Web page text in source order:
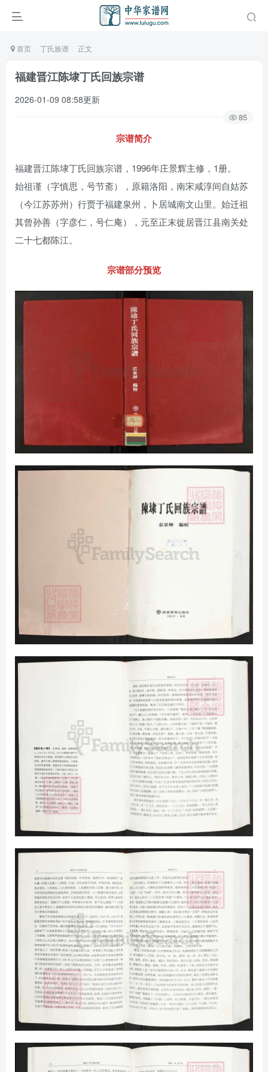
首页 丁氏族谱 正文
福建晋江陈埭丁氏回族宗谱
2026-01-09 08:58更新
85
宗谱简介
福建晋江陈埭丁氏回族宗谱，1996年庄景辉主修，1册。
始祖谨（字慎思，号节斋），原籍洛阳，南宋咸淳间自姑苏
（今江苏苏州）行贾于福建泉州，卜居城南文山里。始迁祖
其曾孙善（字彦仁，号仁庵），元至正末徙居晋江县南关处
二十七都陈江。
宗谱部分预览